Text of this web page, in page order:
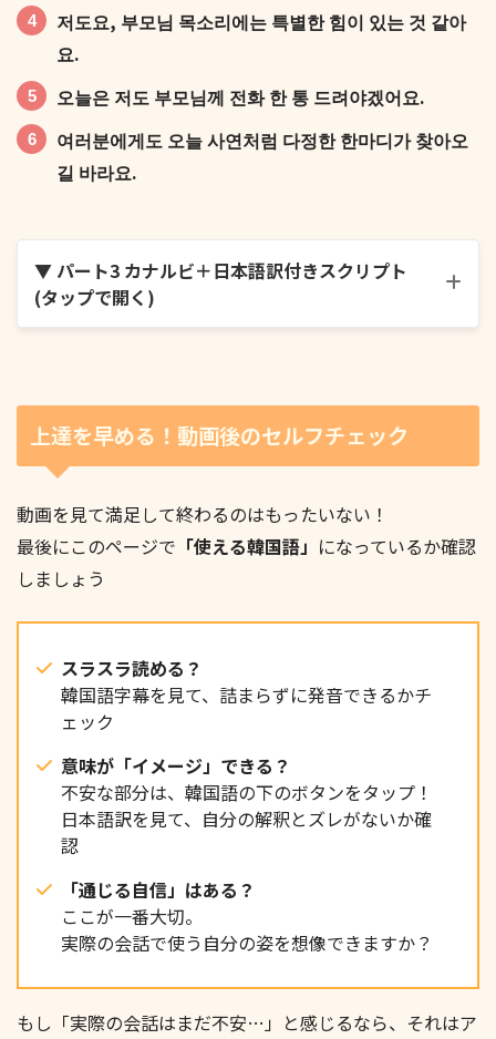
그때 엄마한테 “거기도 비 오니? 밥 거르지 말고 꼭 챙
겨 먹어”라고 문자가 왔어요.
별거 아닌 짧은 문자였는데 굳어 있던 마음이 스르르
풀리는 것 같았어요.
늘 내 걱정을 해주는 사람이 있다는 게 정말 큰 힘이 되
었어요.
바로 침대에서 일어나 엄마한테 전화를 걸어 한참 수다
를 떨었어요.
저도요, 부모님 목소리에는 특별한 힘이 있는 것 같아
요.
오늘은 저도 부모님께 전화 한 통 드려야겠어요.
여러분에게도 오늘 사연처럼 다정한 한마디가 찾아오
길 바라요.
▼ パート3 カナルビ＋日本語訳付きスクリプト
(タップで開く)
그러게요, 짧은 문자인데도 부모님의 사랑이 그대로 전
해지는 것 같아요.
생각해 보면 저도 부모님 목소리만 들어도 마음이 놓이
더라고요.
요.
上達を早める！動画後のセルフチェック
動画を見て満足して終わるのはもったいない！
最後にこのページで 「使える韓国語」 になっているか確認
しましょう
スラスラ読める？
韓国語字幕を見て、詰まらずに発音できるかチ
ェック
意味が「イメージ」できる？
不安な部分は、韓国語の下のボタンをタップ！
日本語訳を見て、自分の解釈とズレがないか確
認
「通じる自信」はある？
ここが一番大切。
実際の会話で使う自分の姿を想像できますか？
もし「実際の会話はまだ不安…」と感じるなら、それはア